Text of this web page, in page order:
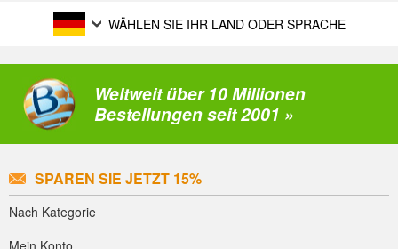
WÄHLEN SIE IHR LAND ODER SPRACHE
Weltweit über 10 Millionen
Bestellungen seit 2001 »
SPAREN SIE JETZT 15%
Nach Kategorie
Mein Konto